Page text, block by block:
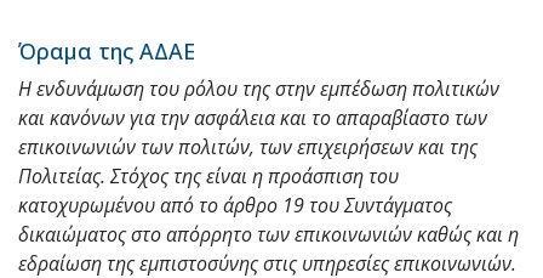
Όραμα της ΑΔΑΕ
Η ενδυνάμωση του ρόλου της στην εμπέδωση πολιτικών
και κανόνων για την ασφάλεια και το απαραβίαστο των
επικοινωνιών των πολιτών, των επιχειρήσεων και της
Πολιτείας. Στόχος της είναι η προάσπιση του
κατοχυρωμένου από το άρθρο 19 του Συντάγματος
δικαιώματος στο απόρρητο των επικοινωνιών καθώς και η
εδραίωση της εμπιστοσύνης στις υπηρεσίες επικοινωνιών.